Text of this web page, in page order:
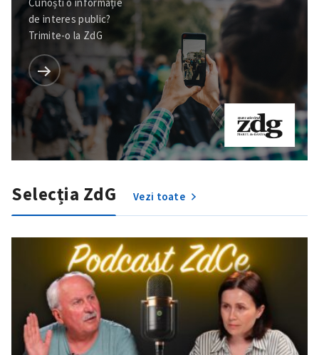
de interes public?
Trimite-o la ZdG
Selecția ZdG Vezi toate